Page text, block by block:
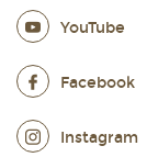
YouTube
Facebook
Instagram